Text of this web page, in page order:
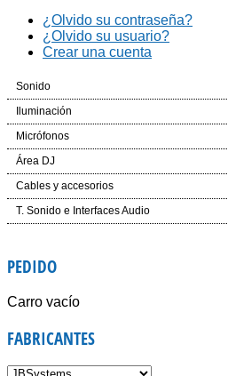
¿Olvido su contraseña?
¿Olvido su usuario?
Crear una cuenta
Sonido
Cajas Automplificadas
Etapas de potencia y amplificadores
Dinámica
Auriculares
Iluminación
Efectos LED
Cabezas LED
Controladores
Micrófonos
Inalámbricos
Conferencias e Instalación
Voz e Instrumentos
Área DJ
CD´S
Mesas de Mezcla
Giradiscos
Cables y accesorios
Iluminación y corriente
T. Sonido e Interfaces Audio
PEDIDO
Carro vacío
FABRICANTES